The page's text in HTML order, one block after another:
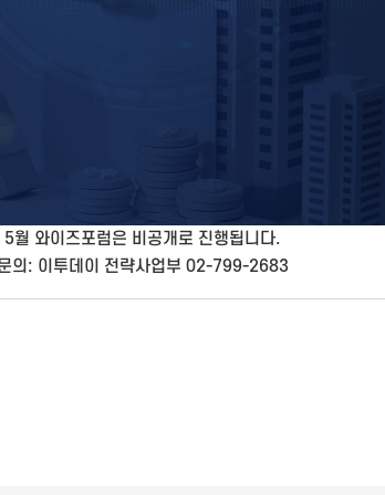
5월 와이즈포럼은 비공개로 진행됩니다.
의: 이투데이 전략사업부 02-799-2683